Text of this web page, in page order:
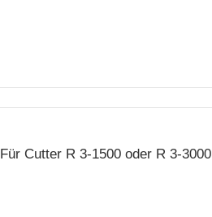
Cutter R 3-1500 oder R 3-3000